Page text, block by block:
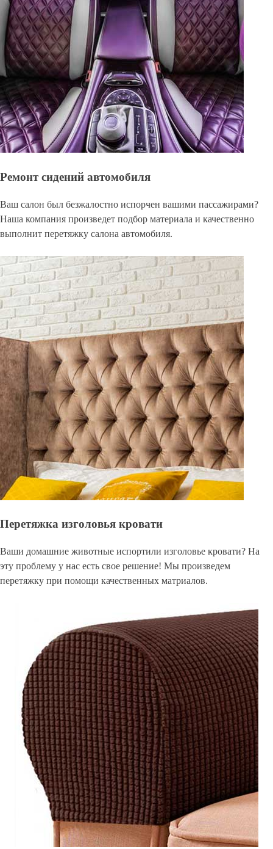
Ремонт сидений автомобиля
Ваш салон был безжалостно испорчен вашими пассажирами?
Наша компания произведет подбор материала и качественно
выполнит перетяжку салона автомобиля.
Перетяжка изголовья кровати
Ваши домашние животные испортили изголовье кровати? На
эту проблему у нас есть свое решение! Мы произведем
перетяжку при помощи качественных матриалов.